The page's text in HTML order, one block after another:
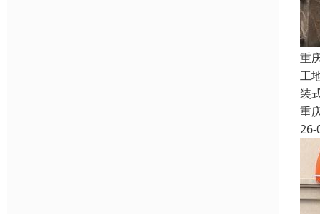
重
工
装
重
26-